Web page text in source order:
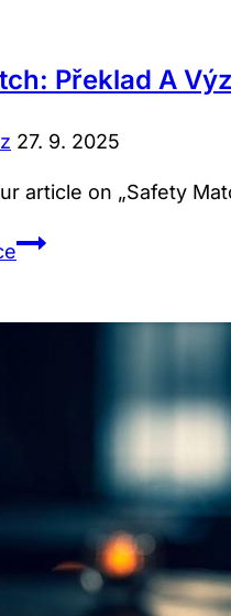
Překlad A
27. 9. 2025
article on „Safety
Safety
bezpečnostních
českém
slovníku